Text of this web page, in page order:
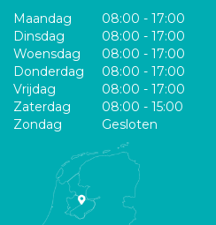
Maandag
08:00 - 17:00
Dinsdag
08:00 - 17:00
Woensdag
08:00 - 17:00
Donderdag
08:00 - 17:00
Vrijdag
08:00 - 17:00
Zaterdag
08:00 - 15:00
Zondag
Gesloten